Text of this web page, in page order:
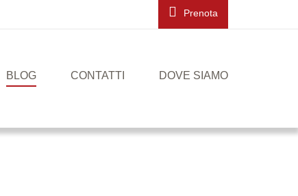
Prenota
BLOG CONTATTI DOVE SIAMO